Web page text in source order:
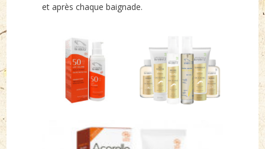
et après chaque baignade.